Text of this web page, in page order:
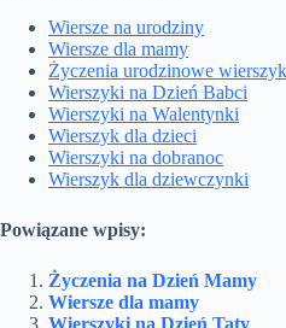
Wiersze na urodziny
Wiersze dla mamy
Życzenia urodzinowe
Wierszyki na Dzień Babci
Wierszyki na Walentynki
Wierszyk dla dzieci
Wierszyki na dobranoc
Wierszyk dla dziewczynki
Powiązane wpisy:
Życzenia na Dzień Mamy
Wiersze dla mamy
Wierszyki na Dzień Taty